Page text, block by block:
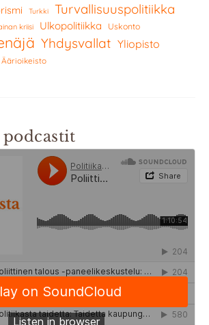
Turkki Turvallisuuspolitiikka
kriisi Ulkopolitiikka Uskonto
Yhdysvallat Yliopisto
Äärioikeisto